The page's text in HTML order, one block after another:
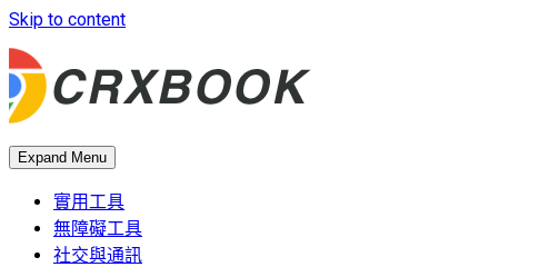
Skip to content
Expand Menu
實用工具
無障礙工具
社交與通訊